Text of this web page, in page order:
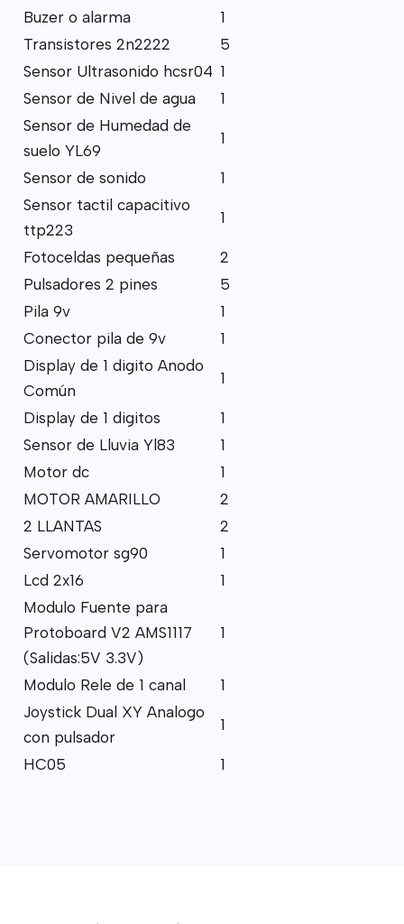
Buzer o alarma
1
Transistores 2n2222
5
Sensor Ultrasonido hcsr04 1
Sensor de Nivel de agua
1
Sensor de Humedad de
suelo YL69
1
Sensor de sonido
1
Sensor tactil capacitivo
ttp223
1
Fotoceldas pequeñas
2
Pulsadores 2 pines
5
Pila 9v
1
Conector pila de 9v
1
Display de 1 digito Anodo
Común
1
Display de 1 digitos
1
Sensor de Lluvia Yl83
1
Motor dc
1
MOTOR AMARILLO
2
2 LLANTAS
2
Servomotor sg90
1
Lcd 2x16
1
Modulo Fuente para
Protoboard V2 AMS1117
(Salidas:5V 3.3V)
1
Modulo Rele de 1 canal
1
Joystick Dual XY Analogo
con pulsador
1
HC05 1